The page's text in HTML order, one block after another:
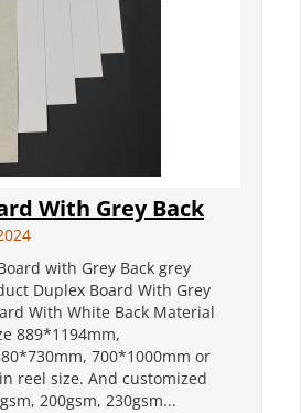
With Grey Back
with Grey Back grey
Duplex Board With Grey
With White Back Material
889*1194mm,
700*1000mm or
reel size. And customized
200gsm, 230gsm...